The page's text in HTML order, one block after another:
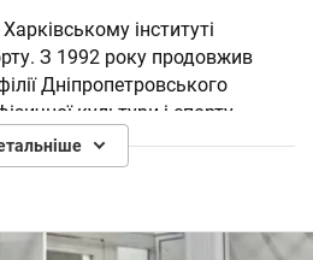
інституті
З 1992 року продовжив
Дніпропетровського
культури і спорту.
а згодом цілу мережу
у Донецькому